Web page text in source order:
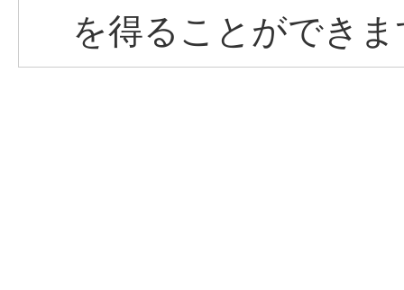
を得ることができ